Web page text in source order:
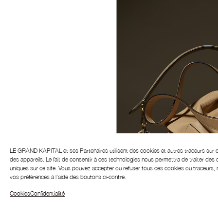
LE GRAND KAPITAL et ses Partenaires utilisent des cookies et autres traceurs
des appareils. Le fait de consentir à ces technologies nous permettra de traiter
uniques sur ce site. Vous pouvez accepter ou refuser tous ces cookies ou
vos préférences à l’aide des boutons ci-contre.
CookiesConfidentialité